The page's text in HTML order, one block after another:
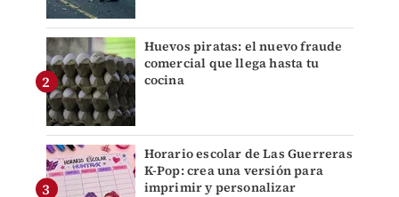
Huevos piratas: el nuevo fraude
comercial que llega hasta tu
cocina
Horario escolar de Las Guerreras
K-Pop: crea una versión para
imprimir y personalizar